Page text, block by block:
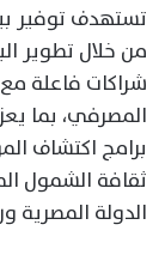
تستهدف توفير
من خلال تطوير
شراكات فاعلة
المصرفي، بما
برامج اكتشاف
ثقافة الشمول
الدولة المصرية